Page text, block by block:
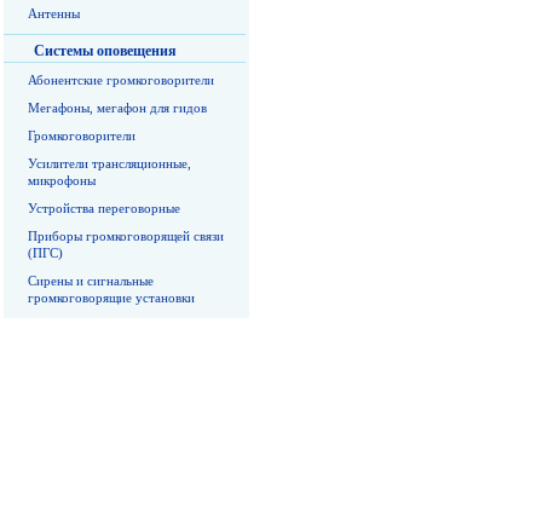
Антенны
Системы оповещения
Абонентские громкоговорители
Мегафоны, мегафон для гидов
Громкоговорители
Усилители трансляционные,
микрофоны
Устройства переговорные
Приборы громкоговорящей связи
(ПГС)
Сирены и сигнальные
громкоговорящие установки